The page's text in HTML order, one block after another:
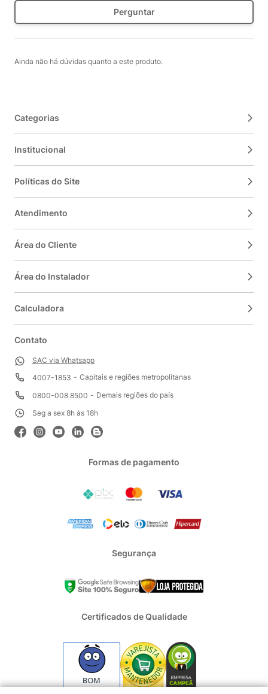
Perguntar
Ainda não há dúvidas quanto a este produto.
Categorias
Institucional
Políticas do Site
Atendimento
Área do Cliente
Área do Instalador
Calculadora
Contato
SAC via Whatsapp
4007-1853
Capitais e regiões metropolitanas
0800-008 8500
Demais regiões do país
Seg a sex 8h às 18h
Formas de pagamento
Segurança
Certificados de Qualidade
BOM